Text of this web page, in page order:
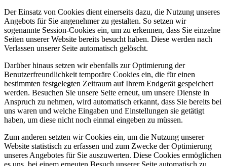
Der Einsatz von Cookies dient einerseits dazu, die Nutzung unseres
Angebots für Sie angenehmer zu gestalten. So setzen wir
sogenannte Session-Cookies ein, um zu erkennen, dass Sie einzelne
Seiten unserer Website bereits besucht haben. Diese werden nach
Verlassen unserer Seite automatisch gelöscht.
Darüber hinaus setzen wir ebenfalls zur Optimierung der
Benutzerfreundlichkeit temporäre Cookies ein, die für einen
bestimmten festgelegten Zeitraum auf Ihrem Endgerät gespeichert
werden. Besuchen Sie unsere Seite erneut, um unsere Dienste in
Anspruch zu nehmen, wird automatisch erkannt, dass Sie bereits bei
uns waren und welche Eingaben und Einstellungen sie getätigt
haben, um diese nicht noch einmal eingeben zu müssen.
Zum anderen setzten wir Cookies ein, um die Nutzung unserer
Website statistisch zu erfassen und zum Zwecke der Optimierung
unseres Angebotes für Sie auszuwerten. Diese Cookies ermöglichen